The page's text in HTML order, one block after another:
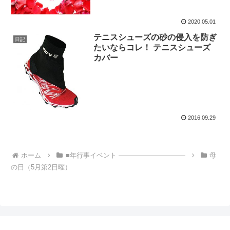
2020.05.01
日記
テニスシューズの砂の侵入を防ぎ
たいならコレ！ テニスシューズ
カバー
2016.09.29
ホーム ■年行事イベント ――――――――――
母
の日（5月第2日曜）